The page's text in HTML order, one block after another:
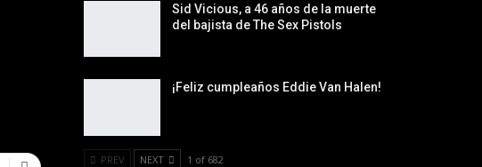
Sid Vicious, a 46 años de la muerte
del bajista de The Sex Pistols
¡Feliz cumpleaños Eddie Van Halen!
PREV NEXT 1 of 682